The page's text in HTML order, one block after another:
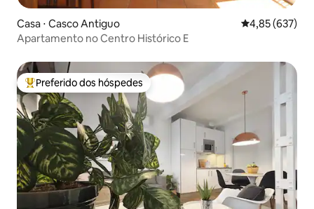
Casa ⋅ Casco Antiguo 4,85 de uma
4,85 (637)
Apartamento no Centro Histórico E
Entre os melhores preferidos dos hóspedes
Preferido dos hóspedes